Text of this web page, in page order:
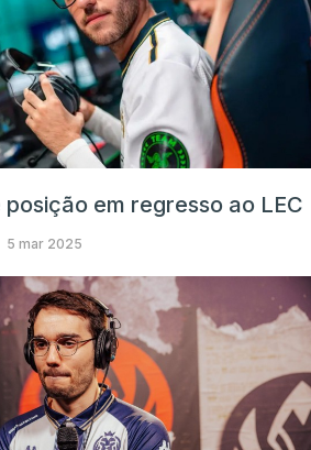
em regresso ao LEC
5 mar 2025